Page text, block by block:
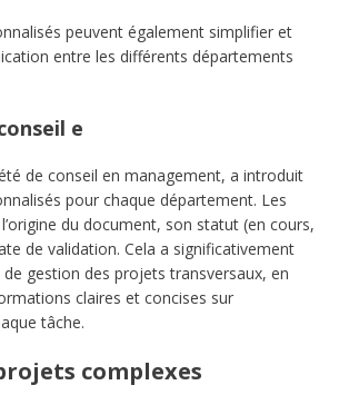
peuvent également simplifier et
entre les différents départements
e
de conseil en management, a introduit
pour chaque département. Les
du document, son statut (en cours,
de validation. Cela a significativement
gestion des projets transversaux, en
claires et concises sur
tâche.
complexes